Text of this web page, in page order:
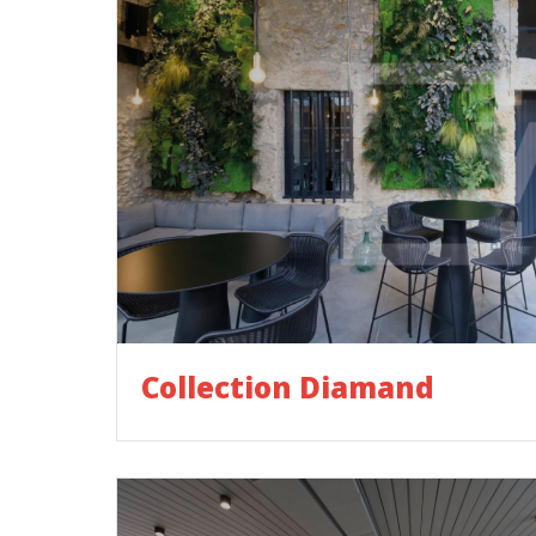
Collection Diamand